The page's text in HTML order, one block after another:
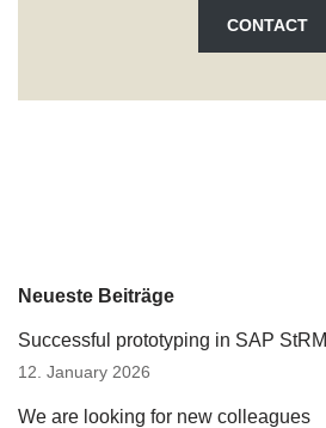
CONTACT
Neueste Beiträge
Successful prototyping in SAP StRM
12. January 2026
We are looking for new colleagues